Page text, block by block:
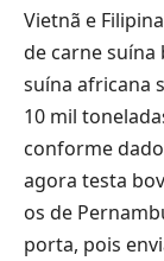
Vietnã e
de carne suína
suína africana
10 mil
conforme
agora testa
os de
porta, pois